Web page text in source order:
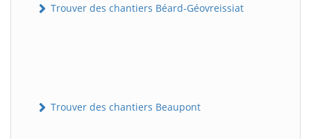
Trouver des chantiers Béard-Géovreissiat
Trouver des chantiers Beaupont